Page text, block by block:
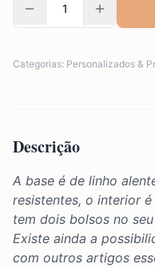
Categorias: Personalizados &
Descrição
A base é de linho
resistentes, o interior
tem dois bolsos no
Existe ainda a
com outros artigos